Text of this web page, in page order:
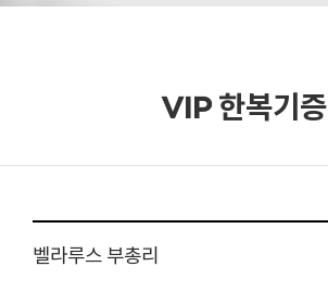
VIP 한복기증
벨라루스 부총리